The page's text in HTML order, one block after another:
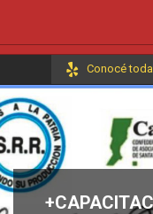
Primary
Menu
Conocé